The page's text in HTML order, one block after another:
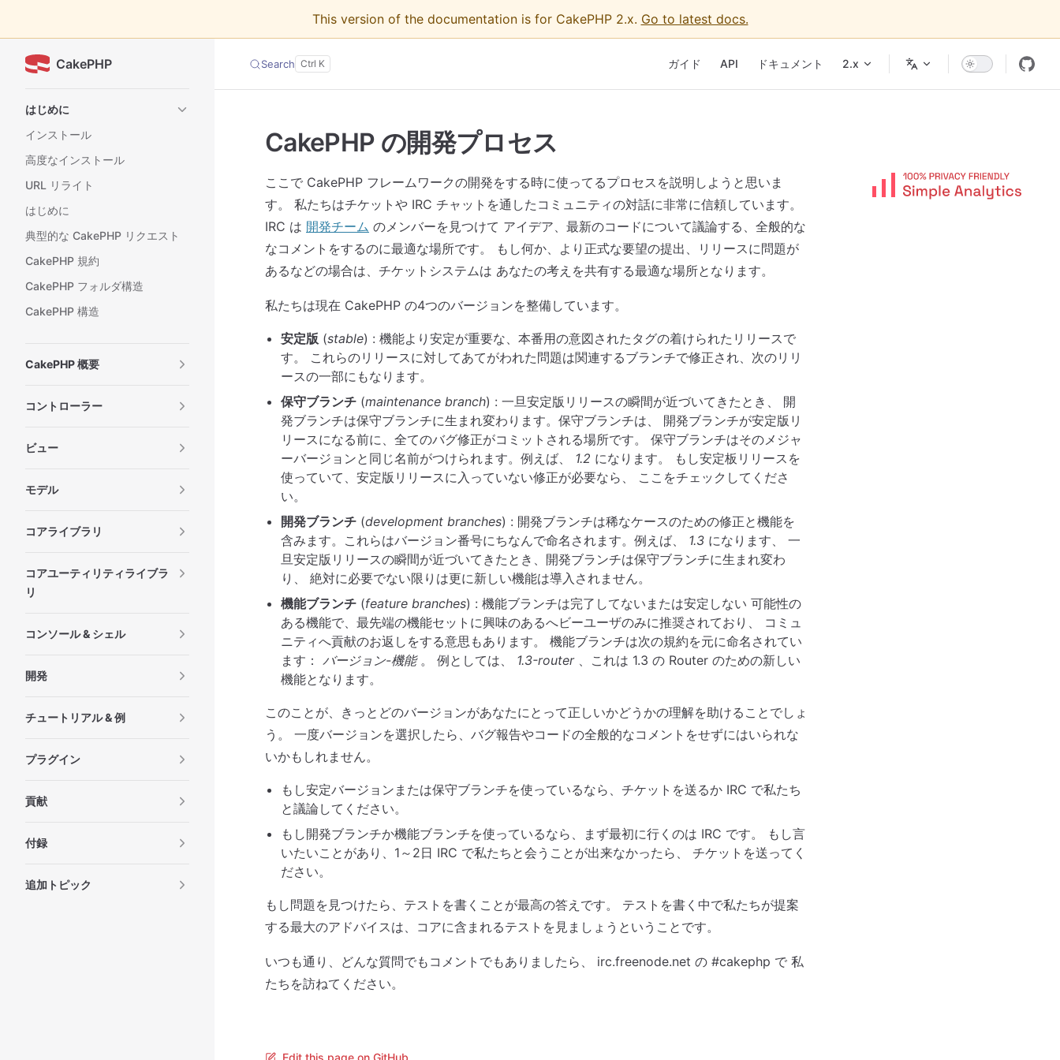
This version of the documentation is for CakePHP 2.x. Go to latest docs.
CakePHP Search ガイド API ドキュメント 2.x
はじめに
インストール
高度なインストール
URL リライト
はじめに
典型的な CakePHP リクエスト
CakePHP 規約
CakePHP フォルダ構造
CakePHP 構造
CakePHP 概要
コントローラー
ビュー
モデル
コアライブラリ
コアユーティリティライブラ
リ
コンソール & シェル
開発
チュートリアル & 例
プラグイン
貢献
付録
追加トピック
CakePHP の開発プロセス
ここで CakePHP フレームワークの開発をする時に使ってるプロセスを説明しようと思いま
す。 私たちはチケットや IRC チャットを通したコミュニティの対話に非常に信頼しています。
IRC は 開発チーム のメンバーを見つけて アイデア、最新のコードについて議論する、全般的な
なコメントをするのに最適な場所です。 もし何か、より正式な要望の提出、リリースに問題が
あるなどの場合は、チケットシステムは あなたの考えを共有する最適な場所となります。
私たちは現在 CakePHP の4つのバージョンを整備しています。
安定版 (stable) : 機能より安定が重要な、本番用の意図されたタグの着けられたリリースで
す。 これらのリリースに対してあてがわれた問題は関連するブランチで修正され、次のリリ
ースの一部にもなります。
保守ブランチ (maintenance branch) : 一旦安定版リリースの瞬間が近づいてきたとき、 開
発ブランチは保守ブランチに生まれ変わります。保守ブランチは、 開発ブランチが安定版リ
リースになる前に、全てのバグ修正がコミットされる場所です。 保守ブランチはそのメジャ
ーバージョンと同じ名前がつけられます。例えば、 1.2 になります。 もし安定板リリースを
使っていて、安定版リリースに入っていない修正が必要なら、 ここをチェックしてくださ
い。
開発ブランチ (development branches) : 開発ブランチは稀なケースのための修正と機能を
含みます。これらはバージョン番号にちなんで命名されます。例えば、 1.3 になります、 一
旦安定版リリースの瞬間が近づいてきたとき、開発ブランチは保守ブランチに生まれ変わ
り、 絶対に必要でない限りは更に新しい機能は導入されません。
機能ブランチ (feature branches) : 機能ブランチは完了してないまたは安定しない 可能性の
ある機能で、最先端の機能セットに興味のあるへビーユーザのみに推奨されており、 コミュ
ニティへ貢献のお返しをする意思もあります。 機能ブランチは次の規約を元に命名されてい
ます： バージョン-機能。 例としては、 1.3-router、これは 1.3 の Router のための新しい
機能となります。
このことが、きっとどのバージョンがあなたにとって正しいかどうかの理解を助けることでしょ
う。 一度バージョンを選択したら、バグ報告やコードの全般的なコメントをせずにはいられな
いかもしれません。
もし安定バージョンまたは保守ブランチを使っているなら、チケットを送るか IRC で私たち
と議論してください。
もし開発ブランチか機能ブランチを使っているなら、まず最初に行くのは IRC です。 もし言
いたいことがあり、1～2日 IRC で私たちと会うことが出来なかったら、 チケットを送ってく
ださい。
もし問題を見つけたら、テストを書くことが最高の答えです。 テストを書く中で私たちが提案
する最大のアドバイスは、コアに含まれるテストを見ましょうということです。
いつも通り、どんな質問でもコメントでもありましたら、 irc.freenode.net の #cakephp で 私
たちを訪ねてください。
Edit this page on GitHub